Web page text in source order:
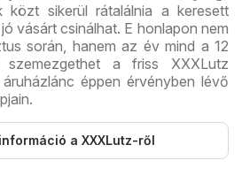
közt sikerül rátalálnia a keresett
vásárt csinálhat. E honlapon nem
során, hanem az év mind a 12
szemezgethet a friss XXXLutz
éppen érvényben lévő
a XXXLutz-ről